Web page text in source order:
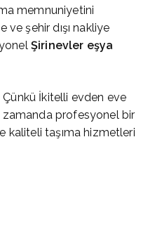
memnuniyetini
şehir dışı nakliye
Şirinevler eşya
Çünkü İkitelli evden eve
zamanda profesyonel bir
kaliteli taşıma hizmetleri